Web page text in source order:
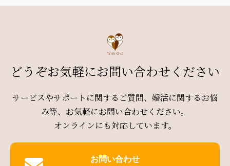
どうぞお気軽にお問い合わせください
サービスやサポートに関するご質問、婚活に関するお悩
み等、お気軽にお問い合わせください。
オンラインにも対応しています。
お問い合わせ